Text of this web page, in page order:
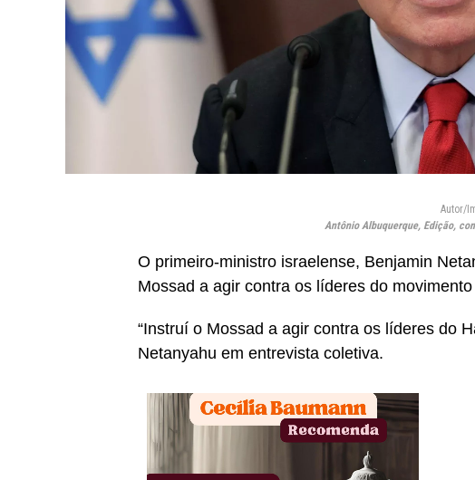
Autor/
Antônio Albuquerque, Edição,
O primeiro-ministro israelense, Benjamin
Mossad a agir contra os líderes do
“Instruí o Mossad a agir contra os líderes do
Netanyahu em entrevista coletiva.